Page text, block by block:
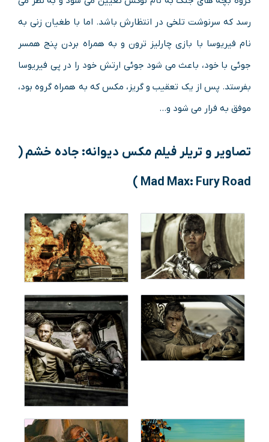
رسد که سرنوشت تلخی در انتظارش باشد. اما با طغیان زنی به
نام فیریوسا با بازی چارلیز ترون و به همراه بردن پنج همسر
جوئی با خود، باعث می شود جوئی ارتش خود را در پی فیریوسا
بفرستد. پس از یک تعقیب و گریز، مکس که به همراه گروه بود،
موفق به فرار می شود و…
تصاویر و تریلر فیلم مکس دیوانه: جاده خشم (
Mad Max: Fury Road
)